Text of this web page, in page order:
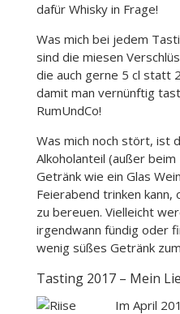
dafür Whisky in Frage!
Was mich bei jedem
sind die miesen
die auch gerne 5 cl statt
damit man vernünftig
RumUndCo!
Was mich noch stört, ist
Alkoholanteil (außer
Getränk wie ein Glas
Feierabend trinken kann,
zu bereuen. Vielleicht
irgendwann fündig oder
wenig süßes Getränk
Tasting 2017 – Mein
Im April